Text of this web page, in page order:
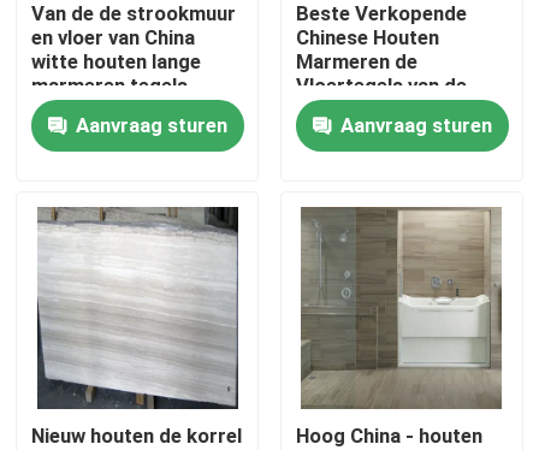
Kwaliteitscontrole
Neem contact met ons op
Nieuws
Gevallen
Vraag een offerte
De Plakken van de granietsteen
Van de de strookmuur
en vloer van China
witte houten lange
marmeren tegels
Aanvraag sturen
Beste Verkopende
Chinese Houten
Marmeren de
Vloertegels van de
Korrel Witte Marmeren
Plak Aanvraag sturen
Nieuw houten de korrel
Hoog China - houten